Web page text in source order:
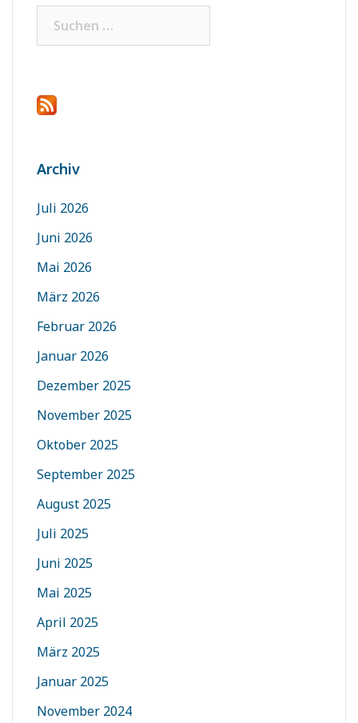
Archiv
Juli 2026
Juni 2026
Mai 2026
März 2026
Februar 2026
Januar 2026
Dezember 2025
November 2025
Oktober 2025
September 2025
August 2025
Juli 2025
Juni 2025
Mai 2025
April 2025
März 2025
Januar 2025
November 2024